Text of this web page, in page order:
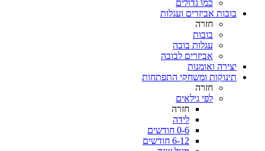
כמו גדולים
בובות אביזרים ועגלות
חזרה
בובות
עגלות בובה
אביזרים לבובה
יצירה ואומנות
תינוקות ומשחקי התפתחות
חזרה
לפי גילאים
חזרה
לידה
0-6 חודשים
6-12 חודשים